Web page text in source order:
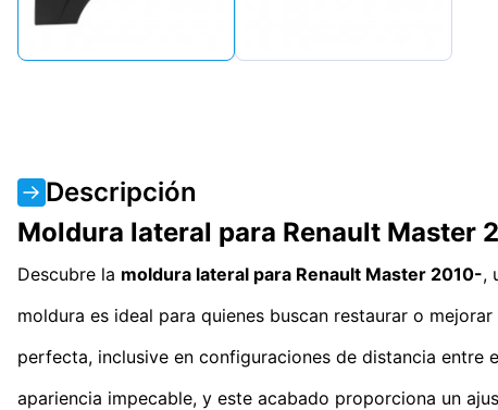
Descripción
Moldura lateral para Renault Master
Descubre la moldura lateral para Renault Master 2010-,
moldura es ideal para quienes buscan restaurar o
perfecta, inclusive en configuraciones de distancia entre
apariencia impecable, y este acabado proporciona un